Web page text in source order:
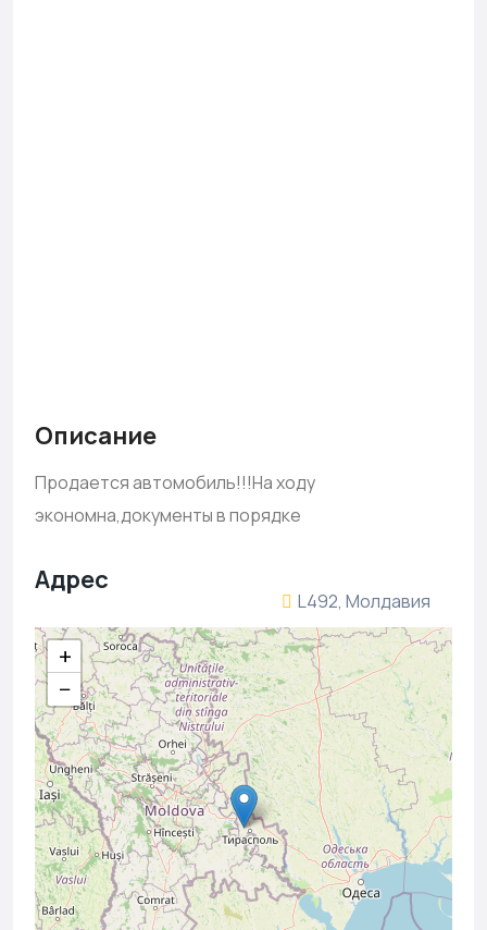
Описание
Продается автомобиль!!!На ходу
экономна,документы в порядке
Адрес
L492, Молдавия
+
−